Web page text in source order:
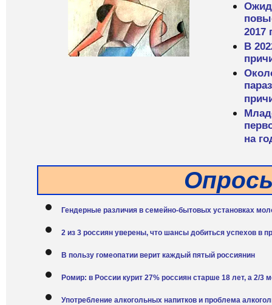
2017
В
на
Гендерные различия в семейно-бытовых установках
2 из 3 россиян уверены, что шансы добиться успехов в
В пользу гомеопатии верит каждый пятый россиянин
Ромир: в России курит 27% россиян старше 18 лет, а 2/3
Употребление алкогольных напитков и проблема